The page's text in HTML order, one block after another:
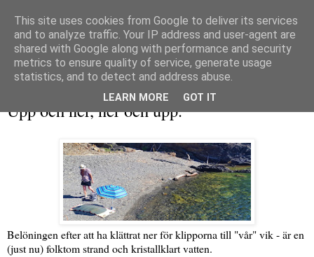
Upp och ner, ner och upp.
Belöningen efter att ha klättrat ner för klipporna till "vår" vik - är en
(just nu) folktom strand och kristallklart vatten.
This site uses cookies from Google to deliver its services
and to analyze traffic. Your IP address and user-agent are
shared with Google along with performance and security
metrics to ensure quality of service, generate usage
statistics, and to detect and address abuse.
LEARN MORE GOT IT